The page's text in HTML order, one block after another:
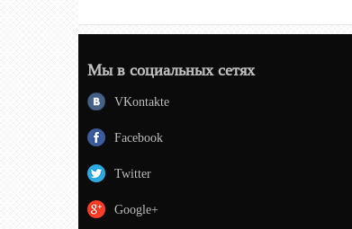
Мы в социальных сетях
VKontakte
Facebook
Twitter
Google+